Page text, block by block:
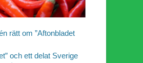
rätt om ”Aftonbladet
och ett delat Sverige